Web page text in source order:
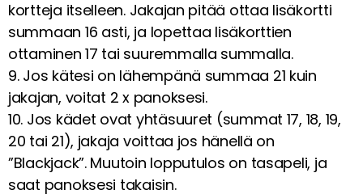
kortteja itselleen. Jakajan pitää ottaa lisäkortti
summaan 16 asti, ja lopettaa lisäkorttien
ottaminen 17 tai suuremmalla summalla.
9. Jos kätesi on lähempänä summaa 21 kuin
jakajan, voitat 2 x panoksesi.
10. Jos kädet ovat yhtäsuuret (summat 17, 18, 19,
20 tai 21), jakaja voittaa jos hänellä on
”Blackjack”. Muutoin lopputulos on tasapeli, ja
saat panoksesi takaisin.